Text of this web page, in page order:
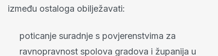
između ostaloga obilježavati:
poticanje suradnje s povjerenstvima za
ravnopravnost spolova gradova i županija u